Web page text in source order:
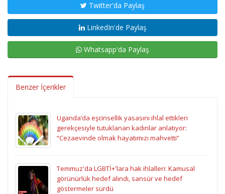
Twitter'da Paylaş
LinkedIn'de Paylaş
Whatsapp'da Paylaş
Benzer İçerikler
Uganda’da eşcinsellik yasasını ihlal ettikleri
gerekçesiyle tutuklanan kadınlar anlatıyor:
“Cezaevinde olmak hayatımızı mahvetti”
Temmuz'da LGBTİ+'lara hak ihlalleri: Kamusal
görünürlük hedef alındı, sansür ve hedef
göstermeler sürdü